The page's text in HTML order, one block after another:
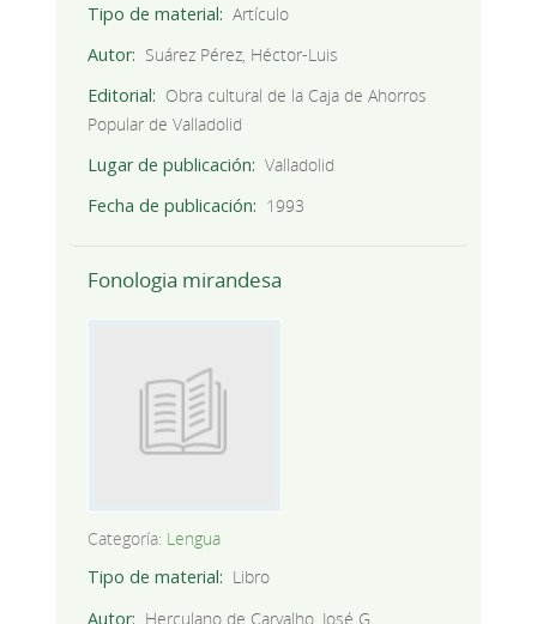
Tipo de material
Artículo
Autor
Suárez Pérez, Héctor-Luis
Editorial
Obra cultural de la Caja de Ahorros
Popular de Valladolid
Lugar de publicación
Valladolid
Fecha de publicación
1993
Fonologia mirandesa
Categoría: Lengua
Tipo de material
Libro
Autor
Herculano de Carvalho, José G.